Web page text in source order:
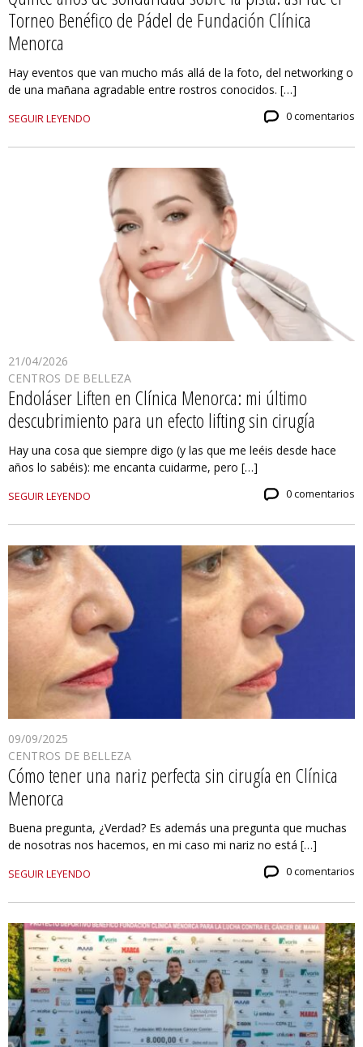
Torneo Benéfico de Pádel de Fundación Clínica
Menorca
Hay eventos que van mucho más allá de la foto, del networking o
de una mañana agradable entre rostros conocidos. […]
SEGUIR LEYENDO 0 comentarios
21/04/2026
CENTROS DE BELLEZA
Endoláser Liften en Clínica Menorca: mi último
descubrimiento para un efecto lifting sin cirugía
Hay una cosa que siempre digo (y las que me leéis desde hace
años lo sabéis): me encanta cuidarme, pero […]
SEGUIR LEYENDO 0 comentarios
09/09/2025
CENTROS DE BELLEZA
Cómo tener una nariz perfecta sin cirugía en Clínica
Menorca
Buena pregunta, ¿Verdad? Es además una pregunta que muchas
de nosotras nos hacemos, en mi caso mi nariz no está […]
SEGUIR LEYENDO 0 comentarios